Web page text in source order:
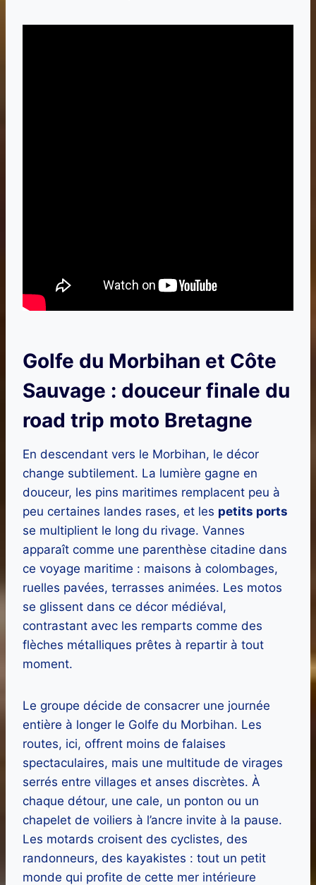
Golfe du Morbihan et Côte
Sauvage : douceur finale du
road trip moto Bretagne
En descendant vers le Morbihan, le décor
change subtilement. La lumière gagne en
douceur, les pins maritimes remplacent peu à
peu certaines landes rases, et les petits ports
se multiplient le long du rivage. Vannes
apparaît comme une parenthèse citadine dans
ce voyage maritime : maisons à colombages,
ruelles pavées, terrasses animées. Les motos
se glissent dans ce décor médiéval,
contrastant avec les remparts comme des
flèches métalliques prêtes à repartir à tout
moment.
Le groupe décide de consacrer une journée
entière à longer le Golfe du Morbihan. Les
routes, ici, offrent moins de falaises
spectaculaires, mais une multitude de virages
serrés entre villages et anses discrètes. À
chaque détour, une cale, un ponton ou un
chapelet de voiliers à l’ancre invite à la pause.
Les motards croisent des cyclistes, des
randonneurs, des kayakistes : tout un petit
monde qui profite de cette mer intérieure